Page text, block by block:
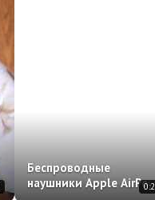
Беспроводные
наушники Apple